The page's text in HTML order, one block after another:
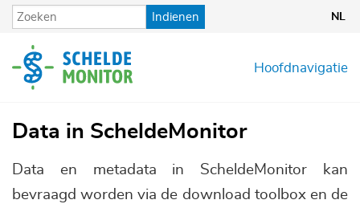
Overslaan
en
de
inhoud
Indienen NL
Hoofdnavigatie
Data in ScheldeMonitor
Data en metadata in ScheldeMonitor kan
bevraagd worden via de download toolbox en de